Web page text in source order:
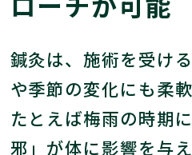
鍼灸は、施術を受け
や季節の変化にも柔
たとえば梅雨の時期
邪」が体に影響を与